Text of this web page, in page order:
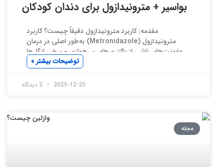
بواسیر + مترونیدازول برای دندان کودکان
مقدمه: کاربرد مترونیدازول دقیقاً چیست؟ کاربرد
مترونیدازول (Metronidazole) به‌طور اصلی در درمان
عفونت‌های ناشی از باکتری‌های بی‌هوازی و برخی انگل‌ها
توضیحات بیشتر »
2025-12-25
مجله